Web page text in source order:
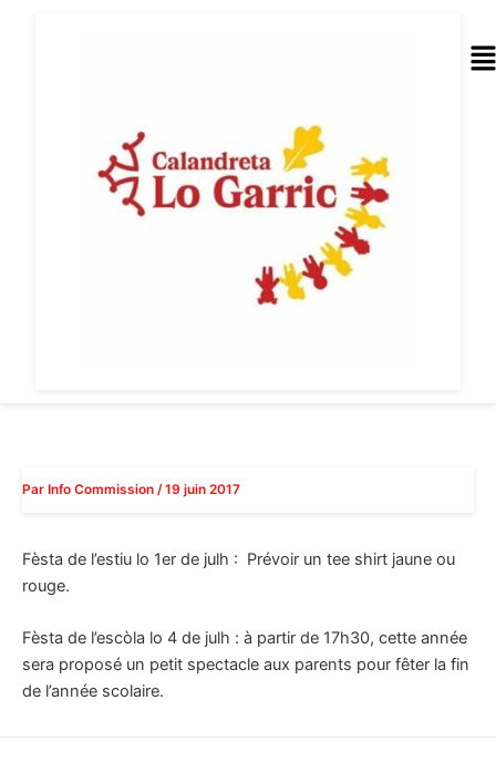
Par Info Commission /19 juin 2017
Fèsta de l’estiu lo 1er de julh : Prévoir un tee shirt jaune ou
rouge.
Fèsta de l’escòla lo 4 de julh : à partir de 17h30, cette année
sera proposé un petit spectacle aux parents pour fêter la fin
de l’année scolaire.